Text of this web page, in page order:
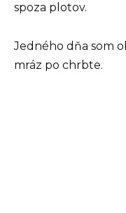
spoza plotov.
Jedného dňa som
mráz po chrbte.